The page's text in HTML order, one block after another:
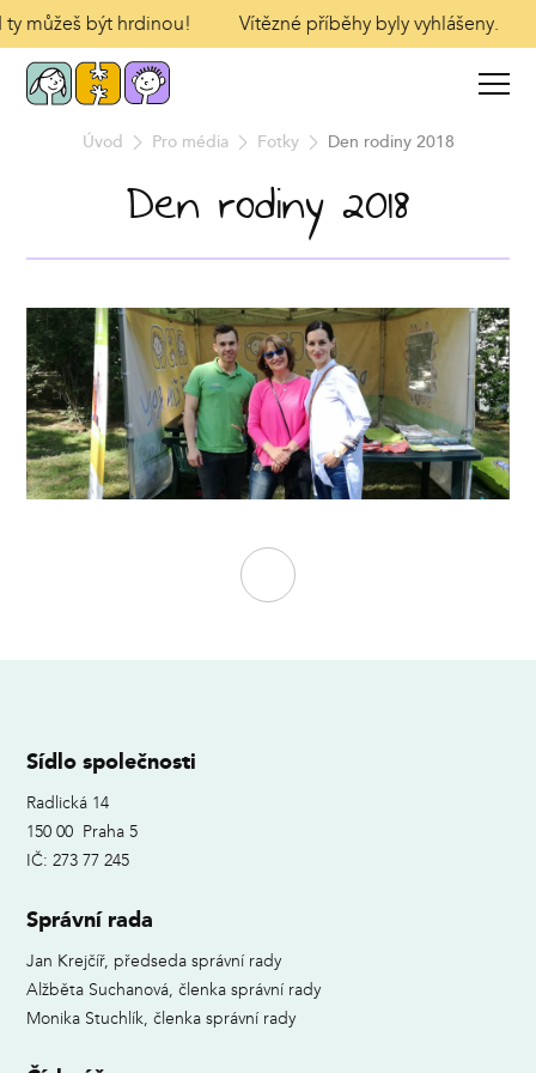
můžeš být hrdinou! Vítězné příběhy byly vyhlášeny.
Úvod Pro média Fotky Den rodiny 2018
Den rodiny 2018
Sídlo společnosti
Radlická 14
150 00 Praha 5
IČ: 273 77 245
Správní rada
Jan Krejčíř, předseda správní rady
Alžběta Suchanová, členka správní rady
Monika Stuchlík, členka správní rady